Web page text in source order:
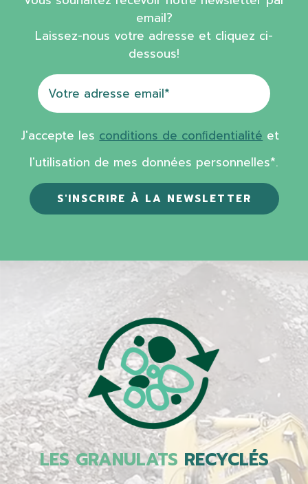
email?
Laissez-nous votre adresse et cliquez ci-
dessous!
J'accepte les conditions de conﬁdentialité et
l'utilisation de mes données personnelles*.
LES GRANULATS RECYCLÉS